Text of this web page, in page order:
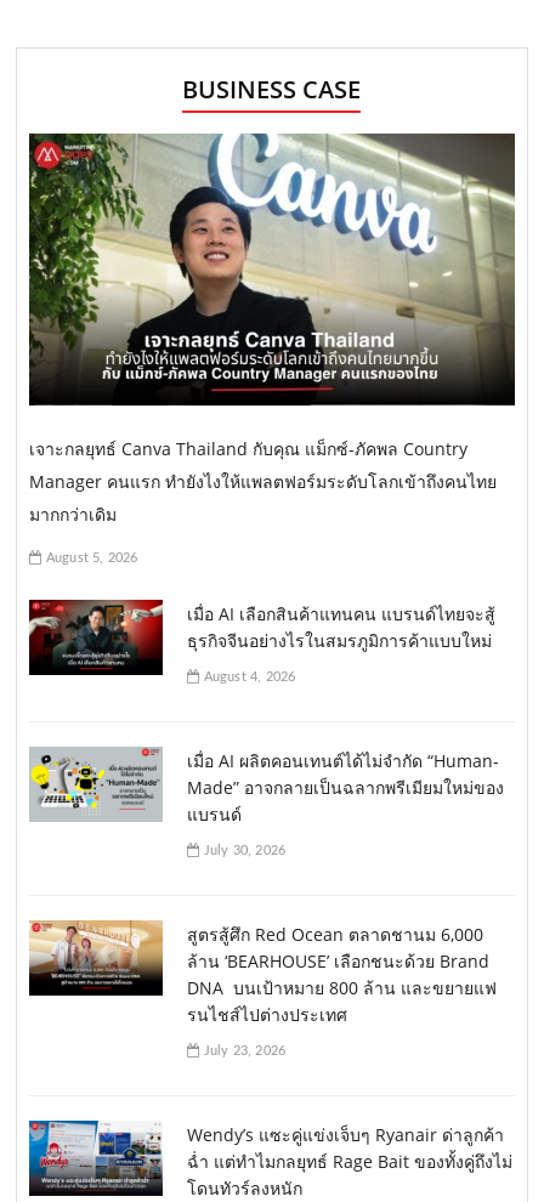
BUSINESS CASE
เจาะกลยุทธ์ Canva Thailand กับคุณ แม็กซ์-ภัคพล Country
Manager คนแรก ทำยังไงให้แพลตฟอร์มระดับโลกเข้าถึงคนไทย
มากกว่าเดิม
August 5, 2026
เมื่อ AI เลือกสินค้าแทนคน แบรนด์ไทยจะสู้
ธุรกิจจีนอย่างไรในสมรภูมิการค้าแบบใหม่
August 4, 2026
เมื่อ AI ผลิตคอนเทนต์ได้ไม่จำกัด “Human-
Made” อาจกลายเป็นฉลากพรีเมียมใหม่ของ
แบรนด์
July 30, 2026
สูตรสู้ศึก Red Ocean ตลาดชานม 6,000
ล้าน ‘BEARHOUSE’ เลือกชนะด้วย Brand
DNA บนเป้าหมาย 800 ล้าน และขยายแฟ
รนไชส์ไปต่างประเทศ
July 23, 2026
Wendy’s แซะคู่แข่งเจ็บๆ Ryanair ด่าลูกค้า
ฉ่ำ แต่ทำไมกลยุทธ์ Rage Bait ของทั้งคู่ถึงไม่
โดนทัวร์ลงหนัก